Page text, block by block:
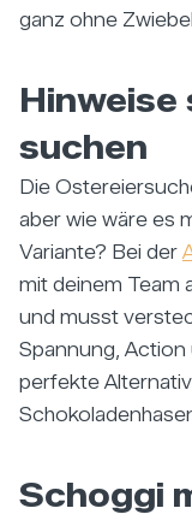
ganz ohne
suchen
Die
aber wie wäre es
Variante? Bei der
mit deinem Team
und musst
Spannung,
perfekte
Schoggi